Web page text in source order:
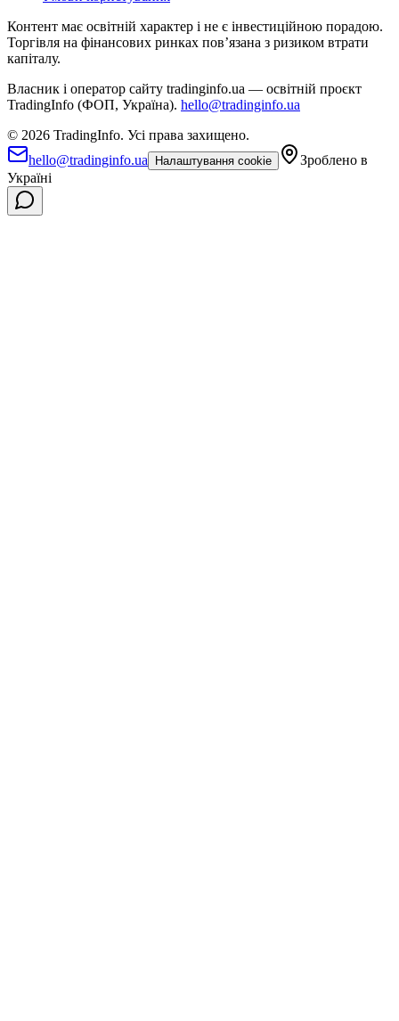
Контент має освітній характер і не є інвестиційною порадою.
Торгівля на фінансових ринках повʼязана з ризиком втрати
капіталу.
Власник і оператор сайту tradinginfo.ua — освітній проєкт
TradingInfo (ФОП, Україна). hello@tradinginfo.ua
© 2026 TradingInfo. Усі права захищено.
hello@tradinginfo.ua
Налаштування cookie
Зроблено в
Україні